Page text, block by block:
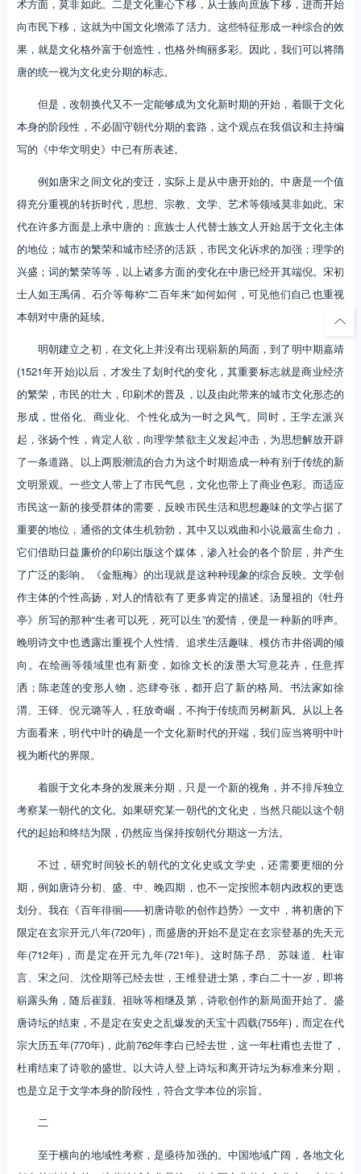
术方面，莫非如此。二是文化重心下移，从士族向庶族下移，进而开始
向市民下移，这就为中国文化增添了活力。这些特征形成一种综合的效
果，就是文化格外富于创造性，也格外绚丽多彩。因此，我们可以将隋
唐的统一视为文化史分期的标志。
但是，改朝换代又不一定能够成为文化新时期的开始，着眼于文化
本身的阶段性，不必固守朝代分期的套路，这个观点在我倡议和主持编
写的《中华文明史》中已有所表述。
例如唐宋之间文化的变迁，实际上是从中唐开始的。中唐是一个值
得充分重视的转折时代，思想、宗教、文学、艺术等领域莫非如此。宋
代在许多方面是上承中唐的：庶族士人代替士族文人开始居于文化主体
的地位；城市的繁荣和城市经济的活跃，市民文化诉求的加强；理学的
兴盛；词的繁荣等等，以上诸多方面的变化在中唐已经开其端倪。宋初
士人如王禹偁、石介等每称“二百年来”如何如何，可见他们自己也重视
本朝对中唐的延续。
明朝建立之初，在文化上并没有出现崭新的局面，到了明中期嘉靖
(1521年开始)以后，才发生了划时代的变化，其重要标志就是商业经济
的繁荣，市民的壮大，印刷术的普及，以及由此带来的城市文化形态的
形成，世俗化、商业化、个性化成为一时之风气。同时，王学左派兴
起，张扬个性，肯定人欲，向理学禁欲主义发起冲击，为思想解放开辟
了一条道路。以上两股潮流的合力为这个时期造成一种有别于传统的新
文明景观。一些文人带上了市民气息，文化也带上了商业色彩。而适应
市民这一新的接受群体的需要，反映市民生活和思想趣味的文学占据了
重要的地位，通俗的文体生机勃勃，其中又以戏曲和小说最富生命力，
它们借助日益廉价的印刷出版这个媒体，渗入社会的各个阶层，并产生
了广泛的影响。《金瓶梅》的出现就是这种种现象的综合反映。文学创
作主体的个性高扬，对人的情欲有了更多肯定的描述。汤显祖的《牡丹
亭》所写的那种“生者可以死，死可以生”的爱情，便是一种新的呼声。
晚明诗文中也透露出重视个人性情、追求生活趣味、模仿市井俗调的倾
向。在绘画等领域里也有新变，如徐文长的泼墨大写意花卉，任意挥
洒；陈老莲的变形人物，恣肆夸张，都开启了新的格局。书法家如徐
渭、王铎、倪元璐等人，狂放奇崛，不拘于传统而另树新风。从以上各
方面看来，明代中叶的确是一个文化新时代的开端，我们应当将明中叶
视为断代的界限。
着眼于文化本身的发展来分期，只是一个新的视角，并不排斥独立
考察某一朝代的文化。如果研究某一朝代的文化史，当然只能以这个朝
代的起始和终结为限，仍然应当保持按朝代分期这一方法。
不过，研究时间较长的朝代的文化史或文学史，还需要更细的分
期，例如唐诗分初、盛、中、晚四期，也不一定按照本朝内政权的更迭
划分。我在《百年徘徊——初唐诗歌的创作趋势》一文中，将初唐的下
限定在玄宗开元八年(720年)，而盛唐的开始不是定在玄宗登基的先天元
年(712年)，而是定在开元九年(721年)。这时陈子昂、苏味道、杜审
言、宋之问、沈佺期等已经去世，王维登进士第，李白二十一岁，即将
崭露头角，随后崔颢、祖咏等相继及第，诗歌创作的新局面开始了。盛
唐诗坛的结束，不是定在安史之乱爆发的天宝十四载(755年)，而定在代
宗大历五年(770年)，此前762年李白已经去世，这一年杜甫也去世了，
杜甫结束了诗歌的盛世。以大诗人登上诗坛和离开诗坛为标准来分期，
也是立足于文学本身的阶段性，符合文学本位的宗旨。
二
至于横向的地域性考察，是亟待加强的。中国地域广阔，各地文化